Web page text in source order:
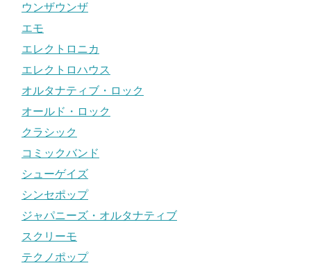
ウンザウンザ
エモ
エレクトロニカ
エレクトロハウス
オルタナティブ・ロック
オールド・ロック
クラシック
コミックバンド
シューゲイズ
シンセポップ
ジャパニーズ・オルタナティブ
スクリーモ
テクノポップ